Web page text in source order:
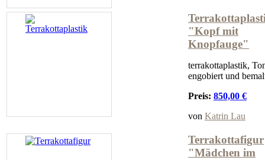
"Kopf mit
Knopfauge"
terrakottaplastik,
engobiert und
Preis: 850,00 €
von Katrin Lau
Terrakottafigur
"Mädchen im